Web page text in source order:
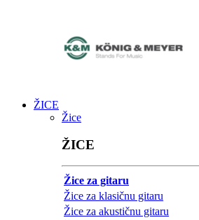
ŽICE
Žice
ŽICE
Žice za gitaru
Žice za klasičnu gitaru
Žice za akustičnu gitaru